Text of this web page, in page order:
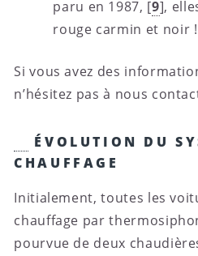
paru en 1987, [9],
rouge carmin et noir !
Si vous avez des
n’hésitez pas à nous
ÉVOLUTION DU
CHAUFFAGE
Initialement, toutes les
chauffage par
pourvue de deux